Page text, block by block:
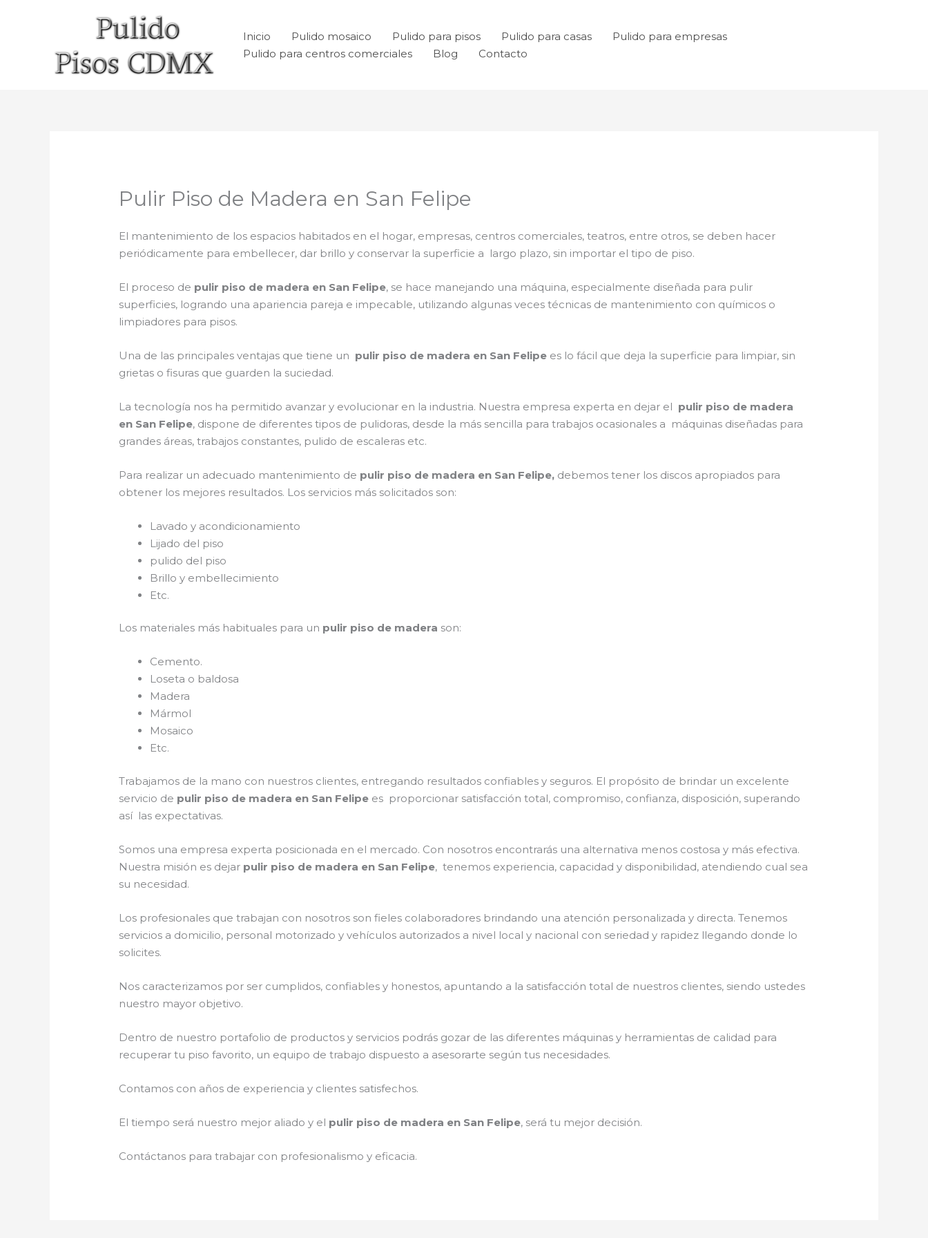
Inicio Pulido mosaico Pulido para pisos Pulido para casas
Pulido para empresas
Pulido para centros comerciales
Blog Contacto
Pulir Piso de Madera en San Felipe
El mantenimiento de los espacios habitados en el hogar, empresas, centros comerciales, teatros, entre otros, se deben hacer
periódicamente para embellecer, dar brillo y conservar la superficie a largo plazo, sin importar el tipo de piso.
El proceso de pulir piso de madera en San Felipe, se hace manejando una máquina, especialmente diseñada para pulir
superficies, logrando una apariencia pareja e impecable, utilizando algunas veces técnicas de mantenimiento con químicos o
limpiadores para pisos.
Una de las principales ventajas que tiene un pulir piso de madera en San Felipe es lo fácil que deja la superficie para limpiar, sin
grietas o fisuras que guarden la suciedad.
La tecnología nos ha permitido avanzar y evolucionar en la industria. Nuestra empresa experta en dejar el pulir piso de madera
en San Felipe, dispone de diferentes tipos de pulidoras, desde la más sencilla para trabajos ocasionales a máquinas diseñadas para
grandes áreas, trabajos constantes, pulido de escaleras etc.
Para realizar un adecuado mantenimiento de pulir piso de madera en San Felipe, debemos tener los discos apropiados para
obtener los mejores resultados. Los servicios más solicitados son:
Lavado y acondicionamiento
Lijado del piso
pulido del piso
Brillo y embellecimiento
Etc.
Los materiales más habituales para un pulir piso de madera son:
Cemento.
Loseta o baldosa
Madera
Mármol
Mosaico
Etc.
Trabajamos de la mano con nuestros clientes, entregando resultados confiables y seguros. El propósito de brindar un excelente
servicio de pulir piso de madera en San Felipe es proporcionar satisfacción total, compromiso, confianza, disposición, superando
así las expectativas.
Somos una empresa experta posicionada en el mercado. Con nosotros encontrarás una alternativa menos costosa y más efectiva.
Nuestra misión es dejar pulir piso de madera en San Felipe, tenemos experiencia, capacidad y disponibilidad, atendiendo cual sea
su necesidad.
Los profesionales que trabajan con nosotros son fieles colaboradores brindando una atención personalizada y directa. Tenemos
servicios a domicilio, personal motorizado y vehículos autorizados a nivel local y nacional con seriedad y rapidez llegando donde lo
solicites.
Nos caracterizamos por ser cumplidos, confiables y honestos, apuntando a la satisfacción total de nuestros clientes, siendo ustedes
nuestro mayor objetivo.
Dentro de nuestro portafolio de productos y servicios podrás gozar de las diferentes máquinas y herramientas de calidad para
recuperar tu piso favorito, un equipo de trabajo dispuesto a asesorarte según tus necesidades.
Contamos con años de experiencia y clientes satisfechos.
El tiempo será nuestro mejor aliado y el pulir piso de madera en San Felipe, será tu mejor decisión.
Contáctanos para trabajar con profesionalismo y eficacia.